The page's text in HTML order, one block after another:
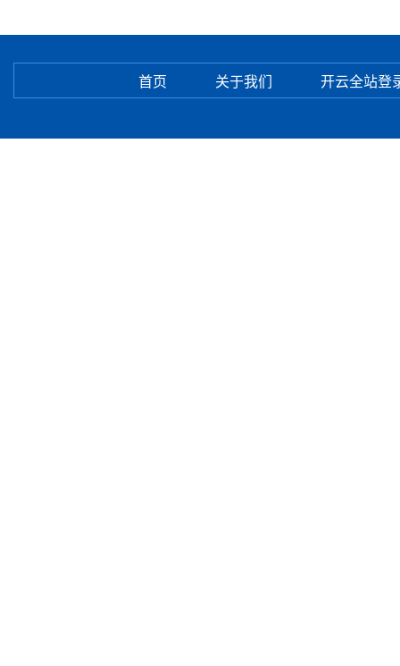
首页 关于我们 开云全站登